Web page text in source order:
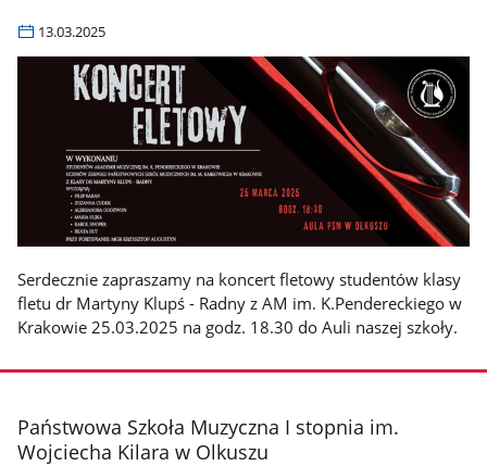
13.03.2025
Serdecznie zapraszamy na koncert fletowy studentów klasy
fletu dr Martyny Klupś - Radny z AM im. K.Pendereckiego w
Krakowie 25.03.2025 na godz. 18.30 do Auli naszej szkoły.
stopka
Państwowa Szkoła Muzyczna I stopnia im.
Wojciecha Kilara w Olkuszu